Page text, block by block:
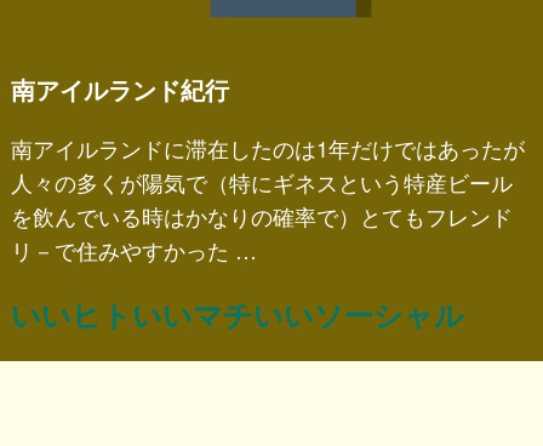
南アイルランド紀行
南アイルランドに滞在したのは1年だけではあったが
人々の多くが陽気で（特にギネスという特産ビール
を飲んでいる時はかなりの確率で）とてもフレンド
リ－で住みやすかった …
いいヒトいいマチいいソーシャル